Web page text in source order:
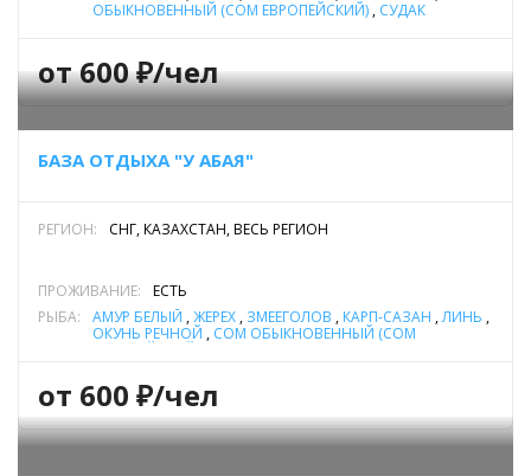
ОБЫКНОВЕННЫЙ (СОМ ЕВРОПЕЙСКИЙ) , СУДАК
от 600 ₽/чел
БАЗА ОТДЫХА "У АБАЯ"
РЕГИОН: СНГ, КАЗАХСТАН, ВЕСЬ РЕГИОН
ПРОЖИВАНИЕ:
ЕСТЬ
РЫБА:
АМУР БЕЛЫЙ ,ЖЕРЕХ , ЗМЕЕГОЛОВ , КАРП-САЗАН ,ЛИНЬ ,
ОКУНЬ РЕЧНОЙ , СОМ ОБЫКНОВЕННЫЙ (СОМ
от 600 ₽/чел